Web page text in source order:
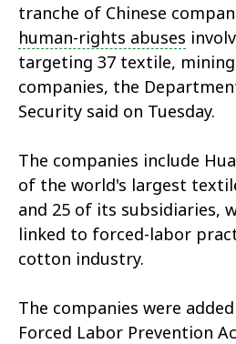
tranche of Chinese
human-rights abuses
targeting 37 textile,
companies, the
Security said on Tuesday.
The companies include
of the world's largest
and 25 of its subsidiaries,
linked to forced-labor
cotton industry.
The companies were
Forced Labor Prevention